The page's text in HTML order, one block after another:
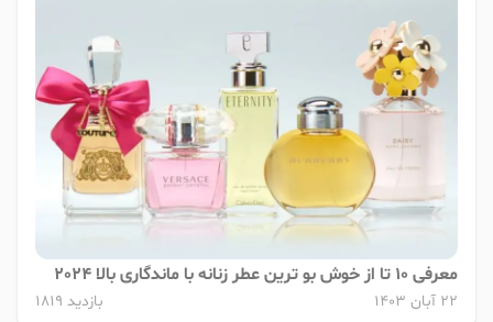
معرفی 10 تا از خوش بو ترین عطر زنانه با ماندگاری بالا 2024
22 آبان 1403 بازدید 1819